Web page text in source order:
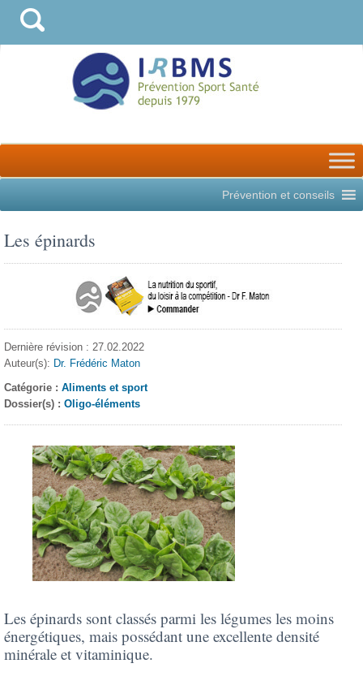
Prévention et conseils
Les épinards
Dernière révision : 27.02.2022
Auteur(s): Dr. Frédéric Maton
Catégorie :Aliments et sport
Dossier(s) :Oligo-éléments
Les épinards sont classés parmi les légumes les moins
énergétiques, mais possédant une excellente densité
minérale et vitaminique.